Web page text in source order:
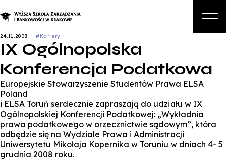
Studia
Kandydat
24.11.2008 #Kariery
IX Ogólnopolska
Konferencja Podatkowa
Europejskie Stowarzyszenie Studentów Prawa ELSA
Poland
i ELSA Toruń serdecznie zapraszają do udziału w IX
Ogólnopolskiej Konferencji Podatkowej: „Wykładnia
prawa podatkowego w orzecznictwie sądowym”, która
odbędzie się na Wydziale Prawa i Administracji
Uniwersytetu Mikołaja Kopernika w Toruniu w dniach 4- 5
grudnia 2008 roku.